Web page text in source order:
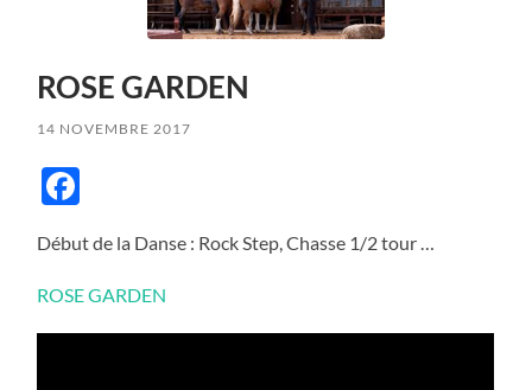
ROSE GARDEN
14 NOVEMBRE 2017
Début de la Danse : Rock Step, Chasse 1/2 tour …
ROSE GARDEN